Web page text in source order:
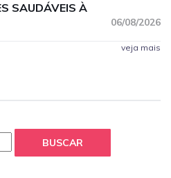
SAUDÁVEIS À
06/08/2026
veja mais
BUSCAR